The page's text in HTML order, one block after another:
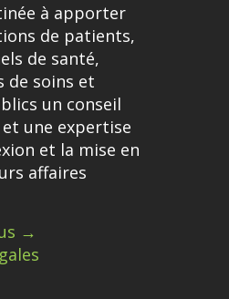
à apporter
de patients,
de santé,
de soins et
un conseil
une expertise
et la mise en
affaires
→